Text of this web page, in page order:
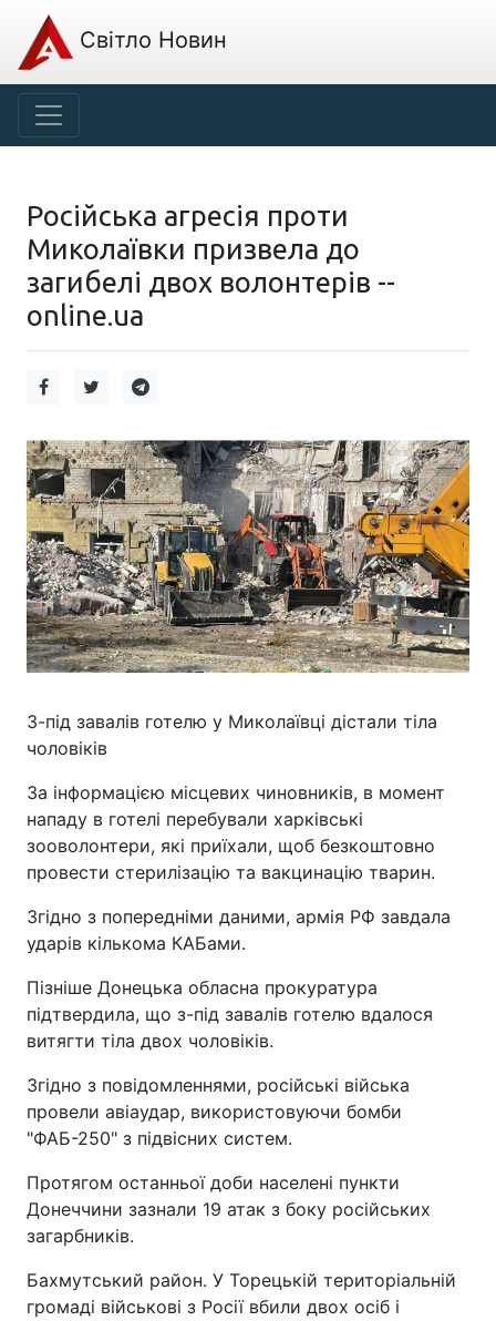
Світло Новин
Російська агресія проти
Миколаївки призвела до
загибелі двох волонтерів --
online.ua
З-під завалів готелю у Миколаївці дістали тіла
чоловіків
За інформацією місцевих чиновників, в момент
нападу в готелі перебували харківські
зооволонтери, які приїхали, щоб безкоштовно
провести стерилізацію та вакцинацію тварин.
Згідно з попередніми даними, армія РФ завдала
ударів кількома КАБами.
Пізніше Донецька обласна прокуратура
підтвердила, що з-під завалів готелю вдалося
витягти тіла двох чоловіків.
Згідно з повідомленнями, російські війська
провели авіаудар, використовуючи бомби
"ФАБ-250" з підвісних систем.
Протягом останньої доби населені пункти
Донеччини зазнали 19 атак з боку російських
загарбників.
Бахмутський район. У Торецькій територіальній
громаді військові з Росії вбили двох осіб і